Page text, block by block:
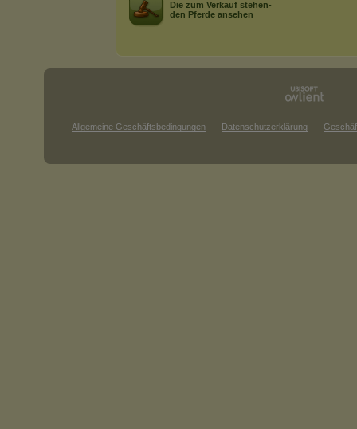
Die zum Verkauf stehen-
den Pferde ansehen
Allgemeine Geschäftsbedingungen Datenschutzerklärung